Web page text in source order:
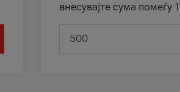
внесувајте сума